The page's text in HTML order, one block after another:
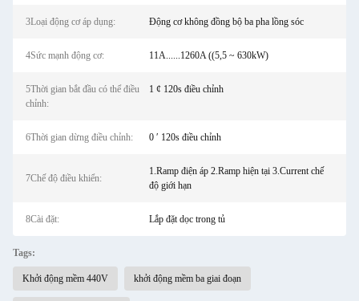
3Loại động cơ áp dụng: Động cơ không đồng bộ ba pha lồng sóc
4Sức mạnh động cơ: 11A......1260A ((5,5 ~ 630kW)
5Thời gian bắt đầu có thể điều
chỉnh:
1 ¢ 120s điều chỉnh
6Thời gian dừng điều chỉnh: 0 ′ 120s điều chỉnh
7Chế độ điều khiển:
1.Ramp điện áp 2.Ramp hiện tại 3.Current chế
độ giới hạn
8Cài đặt: Lắp đặt dọc trong tủ
Tags:
Khởi động mềm 440V khởi động mềm ba giai đoạn